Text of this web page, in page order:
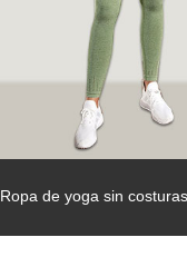
Ropa de yoga sin costuras